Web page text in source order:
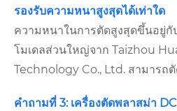
รองรับความหนาสูงสุดได้เท่าใด
ความหนาในการตัดสูงสุดขึ้นอยู่กั
โมเดลส่วนใหญ่จาก Taizhou
Technology Co., Ltd. สามารถ
คำถามที่ 3: เครื่องตัดพลาสม่า